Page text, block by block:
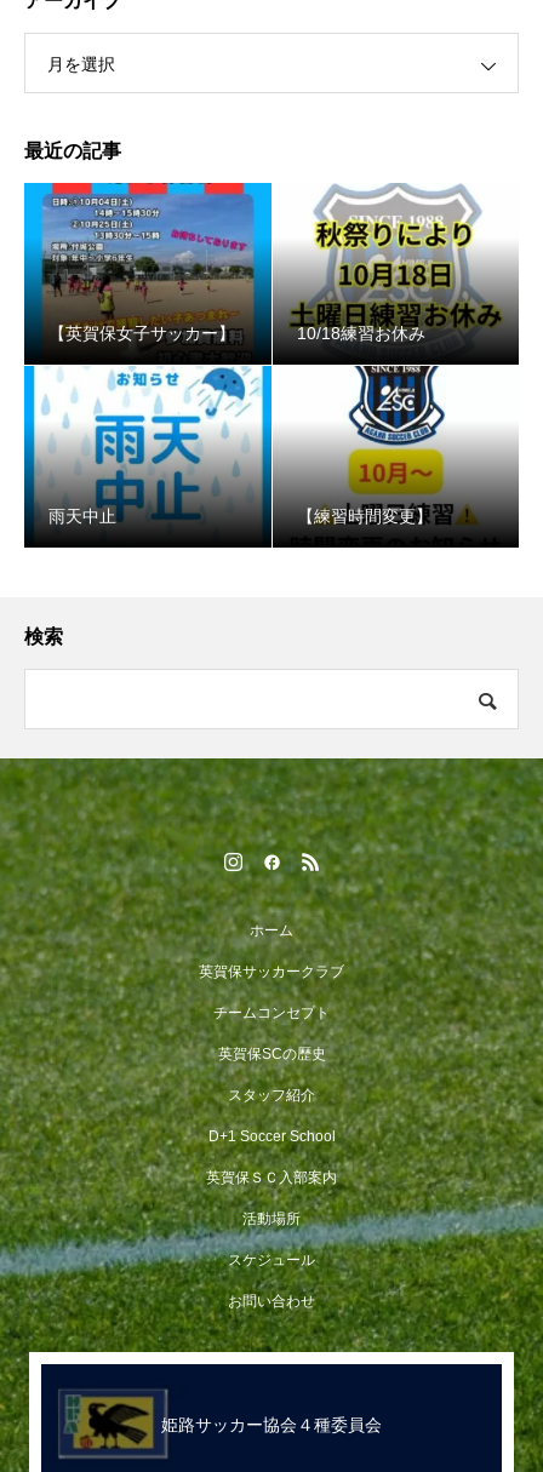
月を選択
最近の記事
【英賀保女子サッカー】 10/18練習お休み
️雨天中止 【練習時間変更】
検索
ホーム
英賀保サッカークラブ
チームコンセプト
英賀保SCの歴史
スタッフ紹介
D+1 Soccer School
英賀保ＳＣ入部案内
活動場所
スケジュール
お問い合わせ
姫路サッカー協会４種委員会